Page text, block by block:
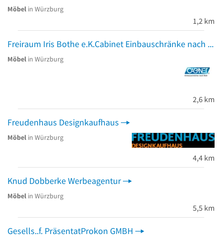
Möbel in Würzburg
1,2 km
Freiraum Iris Bothe e.K.Cabinet Einbauschränke nach Maß Einrichtungsstudio
Möbel in Würzburg
2,6 km
Freudenhaus Designkaufhaus
Möbel in Würzburg
4,4 km
Knud Dobberke Werbeagentur
Möbel in Würzburg
5,5 km
Gesells..f. PräsentatProkon GMBH